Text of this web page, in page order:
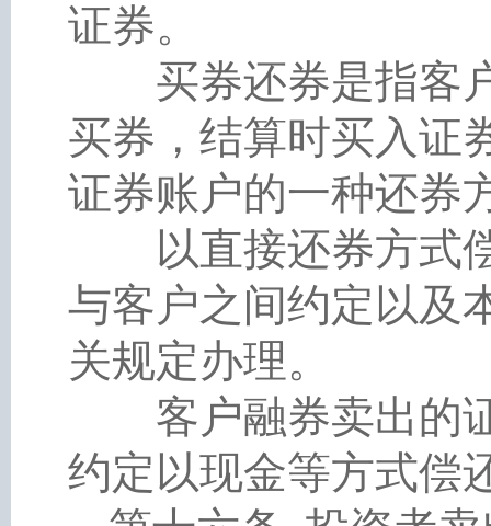
证券。
买券还券是指客户
买券，结算时买入证
证券账户的一种还券
以直接还券方式偿
与客户之间约定以及
关规定办理。
客户融券卖出的证
约定以现金等方式偿